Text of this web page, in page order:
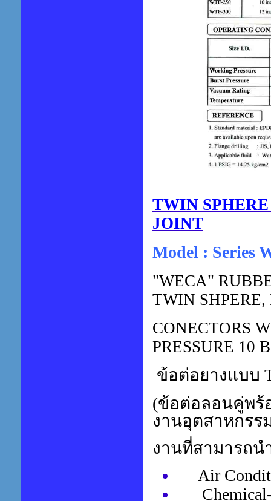
TWIN
JOINT
Model : Series
"WECA"
TWIN
CONECTORS
PRESSURE 10
ข้อต่อยางแบบ
(ข้อต่อลอนคู่พร้
งานอุตสาหกรร
งานที่สามารถน
Air
Chemical-